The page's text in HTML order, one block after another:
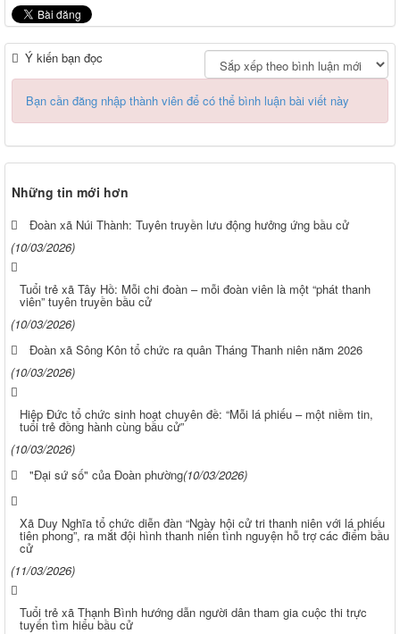
Ý kiến bạn đọc
Bạn cần đăng nhập thành viên để có thể bình luận bài viết này
Những tin mới hơn
Đoàn xã Núi Thành: Tuyên truyền lưu động hưởng ứng bầu cử
(10/03/2026)
Tuổi trẻ xã Tây Hồ: Mỗi chi đoàn – mỗi đoàn viên là một “phát thanh
viên” tuyên truyền bầu cử
(10/03/2026)
Đoàn xã Sông Kôn tổ chức ra quân Tháng Thanh niên năm 2026
(10/03/2026)
Hiệp Đức tổ chức sinh hoạt chuyên đề: “Mỗi lá phiếu – một niềm tin,
tuổi trẻ đồng hành cùng bầu cử”
(10/03/2026)
"Đại sứ số" của Đoàn phường(10/03/2026)
Xã Duy Nghĩa tổ chức diễn đàn “Ngày hội cử tri thanh niên với lá phiếu
tiên phong”, ra mắt đội hình thanh niên tình nguyện hỗ trợ các điểm bầu
cử
(11/03/2026)
Tuổi trẻ xã Thạnh Bình hướng dẫn người dân tham gia cuộc thi trực
tuyến tìm hiểu bầu cử